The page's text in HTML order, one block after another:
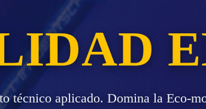
técnico aplicado. Domina la Eco-